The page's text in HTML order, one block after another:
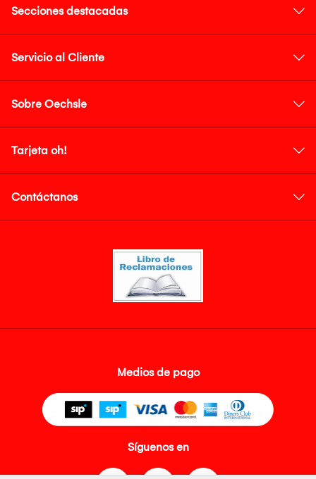
Secciones destacadas
Servicio al Cliente
Sobre Oechsle
Tarjeta oh!
Contáctanos
Medios de pago
Síguenos en